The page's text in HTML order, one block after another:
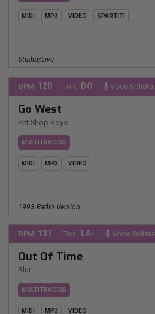
MIDI MP3 VIDEO SPARTITI
Studio/Live
BPM: 120 Ton.: DO Voce Solista
Go West
Pet Shop Boys
MULTITRACCIA
MIDI MP3 VIDEO
1993 Radio Version
BPM: 137 Ton.: LA- Voce Solista
Out Of Time
Blur
MULTITRACCIA
MIDI MP3 VIDEO